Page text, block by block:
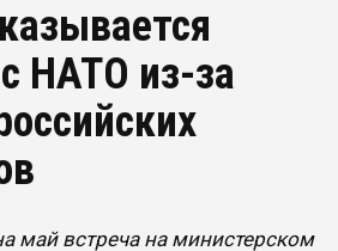
НАТО из-за
май встреча на министерском